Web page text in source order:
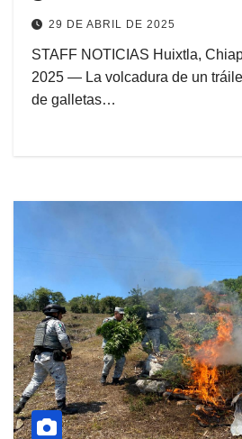
29 DE ABRIL DE 2025
STAFF NOTICIAS Huixtla,
2025 — La volcadura de un
de galletas…